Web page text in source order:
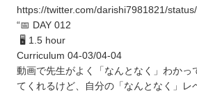
https://twitter.com/darishi7981821/
“📅 DAY 012
🖥 1.5 hour
Curriculum 04-03/04-04
動画で先生がよく「なんとなく」わかっ
てくれるけど、自分の「なんとなく」レ